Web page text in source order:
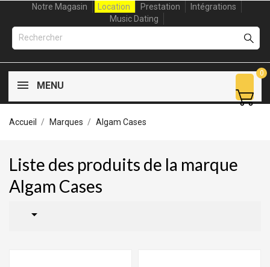
Notre Magasin Location Prestation
Intégrations
Music Dating
MENU
0
Accueil Marques Algam Cases
Liste des produits de la marque
Algam Cases
